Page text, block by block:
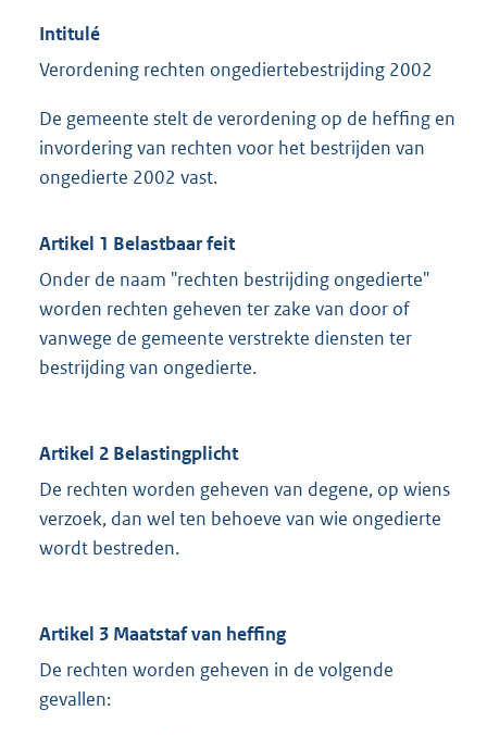
Intitulé
Verordening rechten ongediertebestrijding 2002
De gemeente stelt de verordening op de heffing en
invordering van rechten voor het bestrijden van
ongedierte 2002 vast.
Artikel 1 Belastbaar feit
Onder de naam "rechten bestrijding ongedierte"
worden rechten geheven ter zake van door of
vanwege de gemeente verstrekte diensten ter
bestrijding van ongedierte.
Artikel 2 Belastingplicht
De rechten worden geheven van degene, op wiens
verzoek, dan wel ten behoeve van wie ongedierte
wordt bestreden.
Artikel 3 Maatstaf van heffing
De rechten worden geheven in de volgende
gevallen: